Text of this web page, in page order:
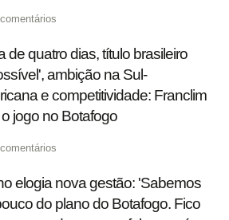
comentários
de quatro dias, título brasileiro
ambição na Sul-
e competitividade: Franclim
jogo no Botafogo
comentários
elogia nova gestão: 'Sabemos
do plano do Botafogo. Fico